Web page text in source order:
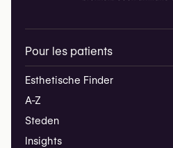
Pour les patients
Esthetische Finder
A-Z
Steden
Insights